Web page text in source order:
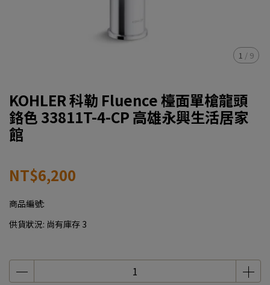
1 / 9
KOHLER 科勒 Fluence 檯面單槍龍頭
鉻色 33811T-4-CP 高雄永興生活居家
館
NT$6,200
商品編號:
供貨狀況: 尚有庫存 3